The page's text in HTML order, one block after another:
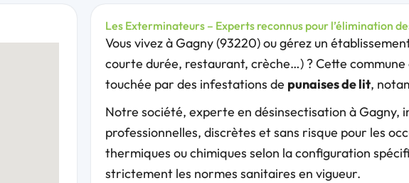
Les Exterminateurs – Experts reconnus pour l’élimination
Vous vivez à Gagny (93220) ou gérez un
courte durée, restaurant, crèche…) ? Cette
touchée par des infestations de punaises de lit,
Notre société, experte en désinsectisation à Gagny,
professionnelles, discrètes et sans risque pour les
thermiques ou chimiques selon la configuration
strictement les normes sanitaires en vigueur.